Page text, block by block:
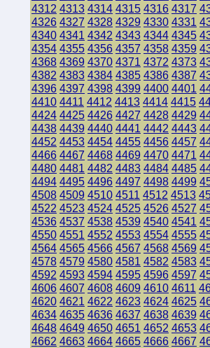
4312 4313 4314 4315 4316 4317
4326 4327 4328 4329 4330 4331
4340 4341 4342 4343 4344 4345
4354 4355 4356 4357 4358 4359
4368 4369 4370 4371 4372 4373
4382 4383 4384 4385 4386 4387
4396 4397 4398 4399 4400 4401
4410 4411 4412 4413 4414 4415
4424 4425 4426 4427 4428 4429
4438 4439 4440 4441 4442 4443
4452 4453 4454 4455 4456 4457
4466 4467 4468 4469 4470 4471
4480 4481 4482 4483 4484 4485
4494 4495 4496 4497 4498 4499
4508 4509 4510 4511 4512 4513
4522 4523 4524 4525 4526 4527
4536 4537 4538 4539 4540 4541
4550 4551 4552 4553 4554 4555
4564 4565 4566 4567 4568 4569
4578 4579 4580 4581 4582 4583
4592 4593 4594 4595 4596 4597
4606 4607 4608 4609 4610 4611
4620 4621 4622 4623 4624 4625
4634 4635 4636 4637 4638 4639
4648 4649 4650 4651 4652 4653
4662 4663 4664 4665 4666 4667